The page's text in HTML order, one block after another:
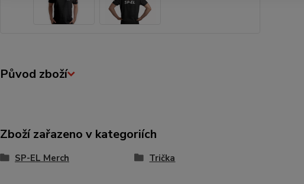
Původ zboží
Zboží zařazeno v kategoriích
SP-EL Merch Trička